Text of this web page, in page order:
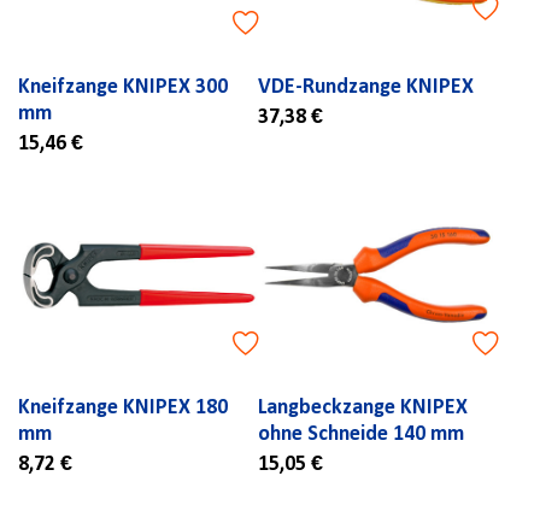
Kneifzange KNIPEX 300
mm
15,46 €
VDE-Rundzange KNIPEX
37,38 €
Kneifzange KNIPEX 180
mm
8,72 €
Langbeckzange KNIPEX
ohne Schneide 140 mm
15,05 €